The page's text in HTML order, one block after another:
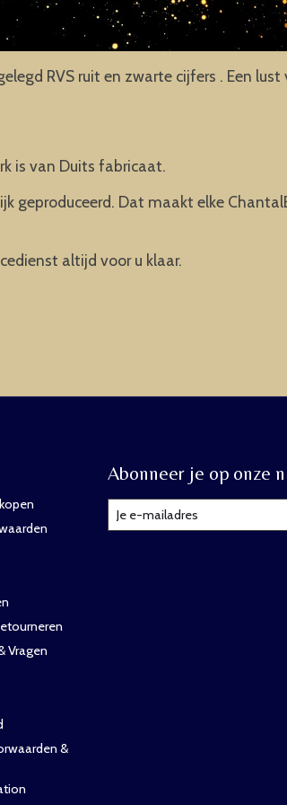
RVS ruit en zwarte cijfers . Een lust
is van Duits fabricaat.
Dat maakt elke
altijd voor u klaar.
Vragen
&
Abonneer je op onze